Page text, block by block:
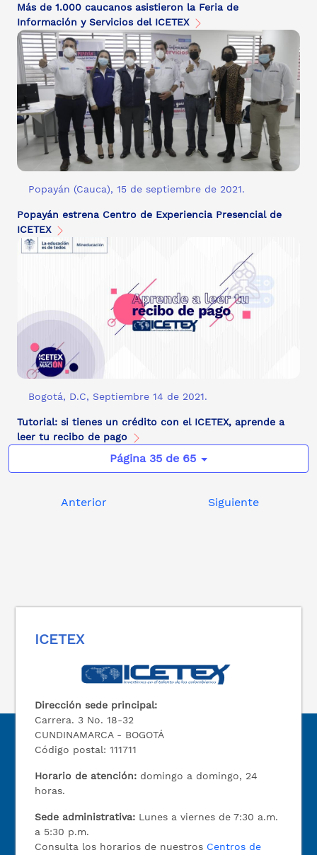
Más de 1.000 caucanos asistieron la Feria de
Información y Servicios del ICETEX
Popayán (Cauca), 15 de septiembre de 2021.
Popayán estrena Centro de Experiencia Presencial de
ICETEX
Bogotá, D.C, Septiembre 14 de 2021.
Tutorial: si tienes un crédito con el ICETEX, aprende a
leer tu recibo de pago
Página 35 de 65
Anterior Siguiente
ICETEX
Dirección sede principal:
Carrera. 3 No. 18-32
CUNDINAMARCA - BOGOTÁ
Código postal: 111711
Horario de atención: domingo a domingo, 24
horas.
Sede administrativa: Lunes a viernes de 7:30 a.m.
a 5:30 p.m.
Consulta los horarios de nuestros Centros de